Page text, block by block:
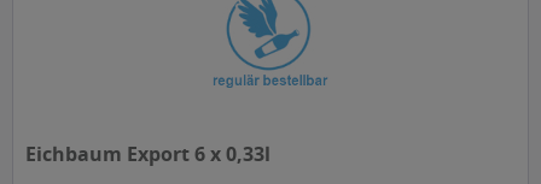
Eichbaum Export 6 x 0,33l